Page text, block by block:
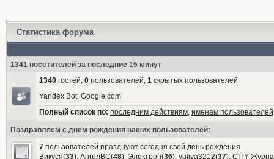
Статистика форума
1341 посетителей за последние 15 минут
1340гостей, 0пользователей, 1скрытых пользователей
Yandex Bot, Google.com
Полный список по: последним действиям, именам пользователей
Поздравляем с днем рождения наших пользователей:
7пользователей празднуют сегодня свой день рождения
Викуся(33), АнгелВС(48), Электрон(36), yuliya3212(37), CITY